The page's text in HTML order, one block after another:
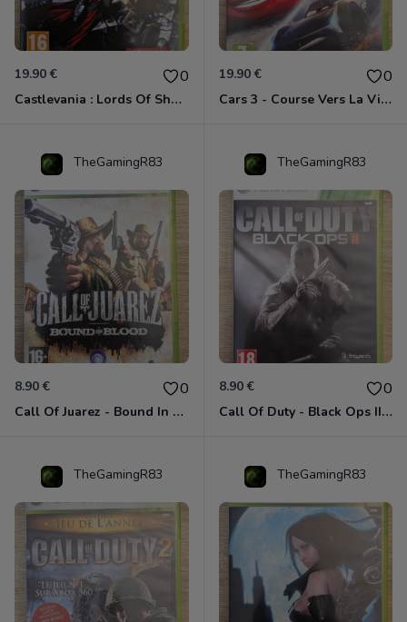
19.90 € 0
Castlevania : Lords Of Shadow Xbox 360
19.90 € 0
Cars 3 - Course Vers La Victoire Xbox 360
TheGamingR83
8.90 € 0
Call Of Juarez - Bound In Blood Xbox 360
TheGamingR83
8.90 € 0
Call Of Duty - Black Ops II Xbox 360
TheGamingR83 TheGamingR83